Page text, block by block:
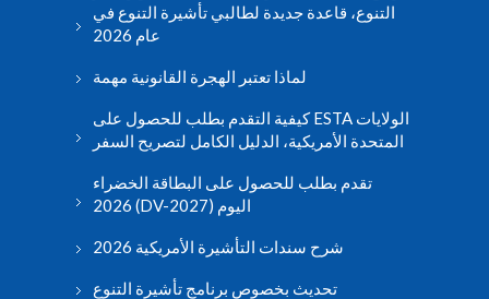
التنوع، قاعدة جديدة لطالبي تأشيرة التنوع في
عام 2026
لماذا تعتبر الهجرة القانونية مهمة
كيفية التقدم بطلب للحصول على ESTA الولايات
المتحدة الأمريكية، الدليل الكامل لتصريح السفر
تقدم بطلب للحصول على البطاقة الخضراء
2026 (DV-2027) اليوم
شرح سندات التأشيرة الأمريكية 2026
تحديث بخصوص برنامج تأشيرة التنوع